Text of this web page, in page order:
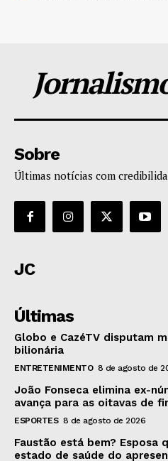
Sobre
Últimas notícias com
JC
Últimas
Globo e CazéTV disputam
bilionária
ENTRETENIMENTO 8 de agosto de
João Fonseca elimina ex-
avança para as oitavas de
ESPORTES 8 de agosto de 2026
Faustão está bem? Esposa
estado de saúde do